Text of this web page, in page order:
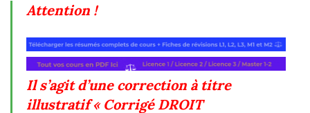
Attention !
Il s’agit d’une correction à titre
illustratif « Corrigé DROIT